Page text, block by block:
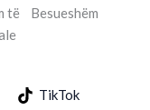
të Besueshëm
TikTok